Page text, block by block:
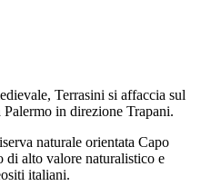
Terrasini si affaccia sul
in direzione Trapani.
naturale orientata Capo
di alto valore naturalistico e
italiani.